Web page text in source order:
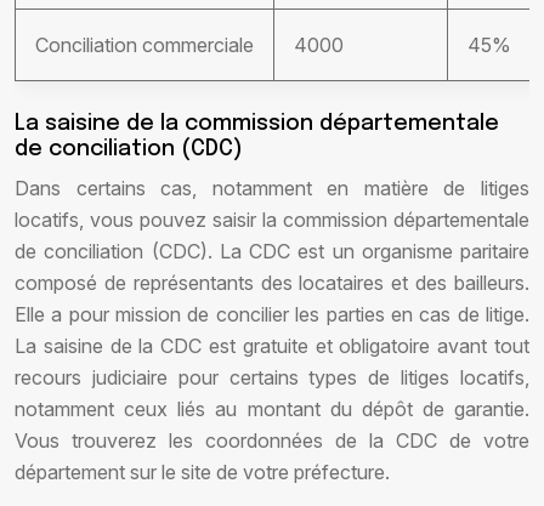
Conciliation commerciale 4000 45%
La saisine de la commission départementale
de conciliation (CDC)
Dans certains cas, notamment en matière de litiges
locatifs, vous pouvez saisir la commission départementale
de conciliation (CDC). La CDC est un organisme paritaire
composé de représentants des locataires et des bailleurs.
Elle a pour mission de concilier les parties en cas de litige.
La saisine de la CDC est gratuite et obligatoire avant tout
recours judiciaire pour certains types de litiges locatifs,
notamment ceux liés au montant du dépôt de garantie.
Vous trouverez les coordonnées de la CDC de votre
département sur le site de votre préfecture.